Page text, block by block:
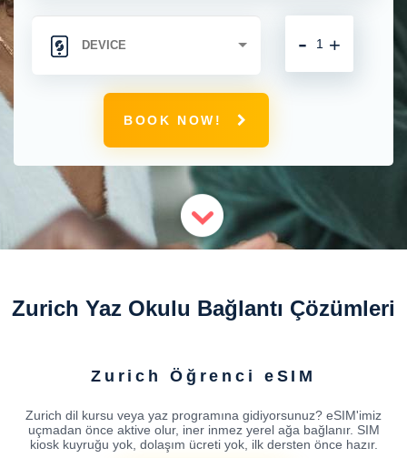
+
-
BOOK NOW!
Zurich Yaz Okulu Bağlantı Çözümleri
Zurich Öğrenci eSIM
Zurich dil kursu veya yaz programına gidiyorsunuz? eSIM'imiz
uçmadan önce aktive olur, iner inmez yerel ağa bağlanır. SIM
kiosk kuyruğu yok, dolaşım ücreti yok, ilk dersten önce hazır.